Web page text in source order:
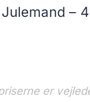
–
er